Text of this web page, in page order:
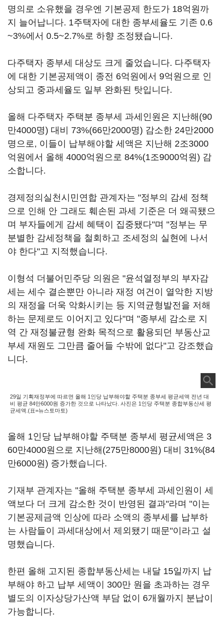
명의로 소유했을 경우엔 기본공제 한도가 18억원까
지 늘어납니다. 1주택자에 대한 종부세율도 기존 0.6
~3%에서 0.5~2.7%로 하향 조정됐습니다.
다주택자 종부세 대상도 크게 줄었습니다. 다주택자
에 대한 기본공제액이 종전 6억원에서 9억원으로 인
상되고 중과세율도 일부 완화된 탓입니다.
올해 다주택자 주택분 종부세 과세인원은 지난해(90
만4000명) 대비 73%(66만2000명) 감소한 24만2000
명으로, 이들이 납부해야할 세액은 지난해 2조3000
억원에서 올해 4000억원으로 84%(1조9000억원) 감
소합니다.
경제정의실천시민연합 관계자는 "정부의 감세 정책
으로 인해 안 그래도 훼손된 과세 기준은 더 왜곡됐으
며 부자들에게 감세 혜택이 집중됐다"며 "정부는 무
분별한 감세정책을 철회하고 조세정의 실현에 나서
야 한다"고 지적했습니다.
이형석 더불어민주당 의원은 "윤석열정부의 부자감
세는 세수 결손뿐만 아니라 재정 여건이 열악한 지방
의 재정을 더욱 악화시키는 등 지역균형발전을 저해
하는 문제로도 이어지고 있다"며 "종부세 감소로 지
역 간 재정불균형 완화 목적으로 활용되던 부동산교
부세 재원도 그만큼 줄어들 수밖에 없다"고 강조했습
니다.
29일 기획재정부에 따르면 올해 1인당 납부해야할 주택분 종부세 평균세액 전년 대
비 평균 84만6000원 증가한 것으로 나타났다. 사진은 1인당 주택분 종합부동산세 평
균세액.(표=뉴스토마토)
올해 1인당 납부해야할 주택분 종부세 평균세액은 3
60만4000원으로 지난해(275만8000원) 대비 31%(84
만6000원) 증가했습니다.
기재부 관계자는 "올해 주택분 종부세 과세인원이 세
액보다 더 크게 감소한 것이 반영된 결과"라며 "이는
기본공제금액 인상에 따라 소액의 종부세를 납부하
는 사람들이 과세대상에서 제외됐기 때문"이라고 설
명했습니다.
한편 올해 고지된 종합부동산세는 내달 15일까지 납
부해야 하고 납부 세액이 300만 원을 초과하는 경우
별도의 이자상당가산액 부담 없이 6개월까지 분납이
가능합니다.